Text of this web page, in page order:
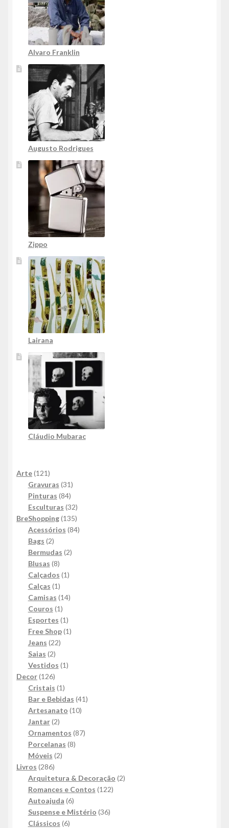
Alvaro Franklin
Augusto Rodrigues
Zippo
Lairana
Cláudio Mubarac
Arte 121121
produtos
Gravuras 3131
produtos
Pinturas 8484
produtos
Esculturas 3232
produtos
BreShopping 135135
produtos
Acessórios 8484
Bags 22
produtos
Bermudas 22
Blusas 88
produtos
Calçados 11
Calças 11
produto
Camisas 1414
Couros 11
produto
Esportes 11
produto
Free Shop 11
Jeans 2222
Saias 22
produtos
Vestidos 11
Decor 126126
produtos
Cristais 11
produto
Bar e Bebidas 4141
Artesanato 1010
Jantar 22
produtos
Ornamentos 8787
Porcelanas 88
Móveis 22
Livros 286286
produtos
Arquitetura & Decoração 22
Romances e Contos 122122
Autoajuda 66
produtos
Suspense e Mistério 3636
Clássicos 66